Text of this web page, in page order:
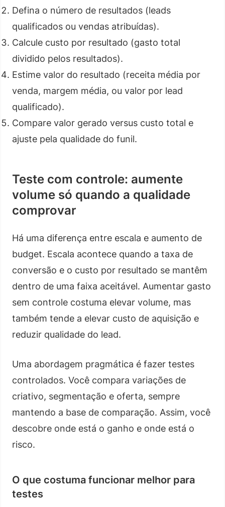
Defina o número de resultados (leads
qualificados ou vendas atribuídas).
Calcule custo por resultado (gasto total
dividido pelos resultados).
Estime valor do resultado (receita média por
venda, margem média, ou valor por lead
qualificado).
Compare valor gerado versus custo total e
ajuste pela qualidade do funil.
Teste com controle: aumente
volume só quando a qualidade
comprovar
Há uma diferença entre escala e aumento de
budget. Escala acontece quando a taxa de
conversão e o custo por resultado se mantêm
dentro de uma faixa aceitável. Aumentar gasto
sem controle costuma elevar volume, mas
também tende a elevar custo de aquisição e
reduzir qualidade do lead.
Uma abordagem pragmática é fazer testes
controlados. Você compara variações de
criativo, segmentação e oferta, sempre
mantendo a base de comparação. Assim, você
descobre onde está o ganho e onde está o
risco.
O que costuma funcionar melhor para
testes